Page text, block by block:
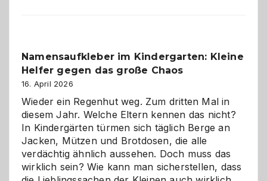
ist
eine
die
richtige
Wahl?
Namensaufkleber im Kindergarten: Kleine
Helfer gegen das große Chaos
16. April 2026
Wieder ein Regenhut weg. Zum dritten Mal in
diesem Jahr. Welche Eltern kennen das nicht?
In Kindergärten türmen sich täglich Berge an
Jacken, Mützen und Brotdosen, die alle
verdächtig ähnlich aussehen. Doch muss das
wirklich sein? Wie kann man sicherstellen, dass